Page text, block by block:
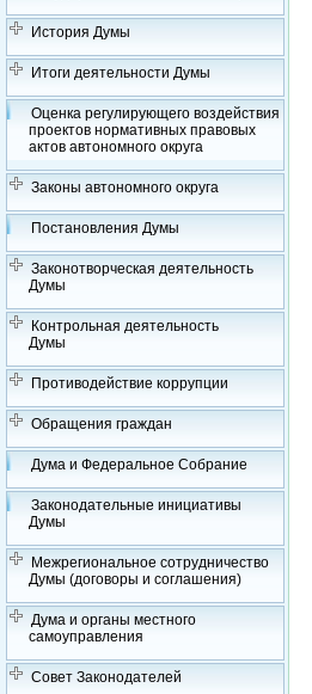
История Думы
Итоги деятельности Думы
Оценка регулирующего воздействия
проектов нормативных правовых
актов автономного округа
Законы автономного округа
Постановления Думы
Законотворческая деятельность
Думы
Контрольная деятельность
Думы
Противодействие коррупции
Обращения граждан
Дума и Федеральное Собрание
Законодательные инициативы
Думы
Межрегиональное сотрудничество
Думы (договоры и соглашения)
Дума и органы местного
самоуправления
Совет Законодателей